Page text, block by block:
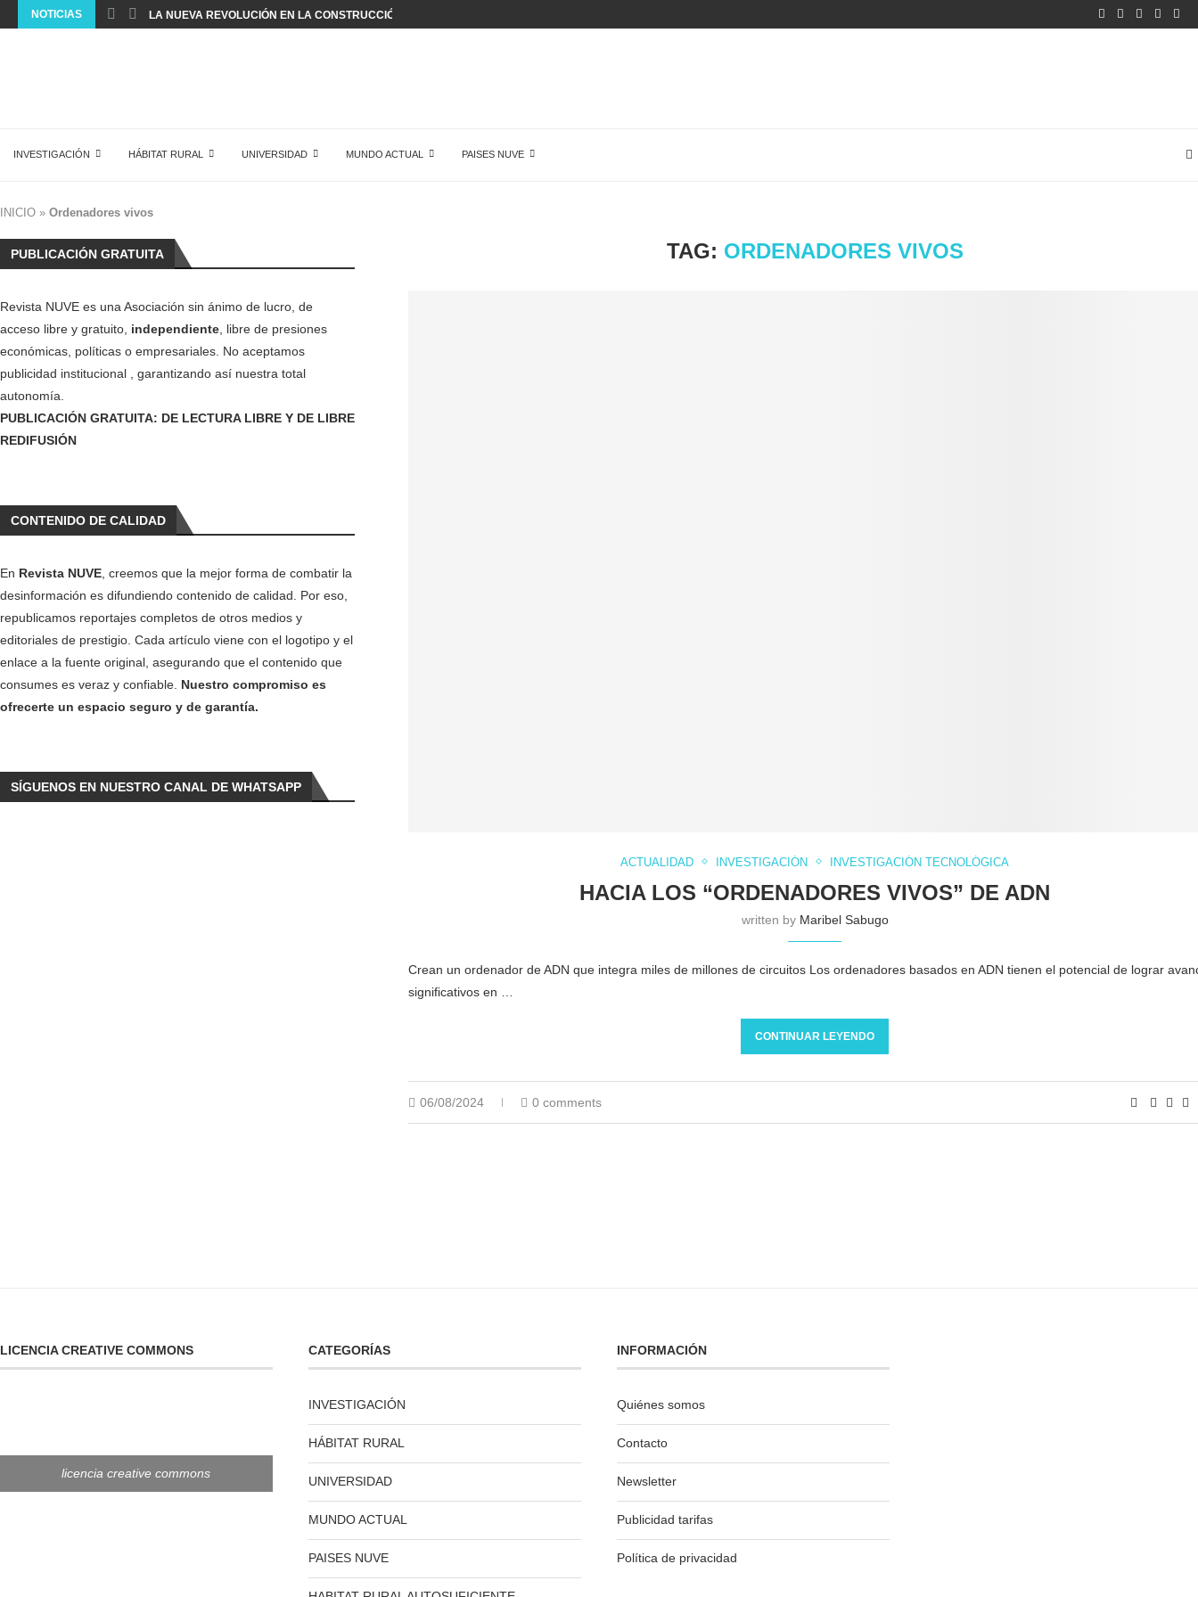
NOTICIAS LA NUEVA REVOLUCIÓN EN LA CONSTRUCCIÓN
INVESTIGACIÓN HÁBITAT RURAL UNIVERSIDAD MUNDO ACTUAL PAISES NUVE
INICIO » Ordenadores vivos
TAG: ORDENADORES VIVOS
ACTUALIDAD INVESTIGACIÓN INVESTIGACIÓN TECNOLÓGICA
HACIA LOS “ORDENADORES VIVOS” DE ADN
written by Maribel Sabugo
Crean un ordenador de ADN que integra miles de millones de circuitos Los ordenadores basados en ADN tienen el potencial de lograr
significativos en …
CONTINUAR LEYENDO
06/08/2024 0 comments
PUBLICACIÓN GRATUITA
Revista NUVE es una Asociación sin ánimo de lucro, de
acceso libre y gratuito, independiente , libre de presiones
económicas, políticas o empresariales. No aceptamos
publicidad institucional , garantizando así nuestra total
autonomía.
PUBLICACIÓN GRATUITA: DE LECTURA LIBRE Y DE LIBRE
REDIFUSIÓN
CONTENIDO DE CALIDAD
En Revista NUVE , creemos que la mejor forma de combatir la
desinformación es difundiendo contenido de calidad. Por eso,
republicamos reportajes completos de otros medios y
editoriales de prestigio. Cada artículo viene con el logotipo y el
enlace a la fuente original, asegurando que el contenido que
consumes es veraz y confiable. Nuestro compromiso es
ofrecerte un espacio seguro y de garantía.
SÍGUENOS EN NUESTRO CANAL DE WHATSAPP
LICENCIA CREATIVE COMMONS
licencia creative commons
CATEGORÍAS
INVESTIGACIÓN
HÁBITAT RURAL
UNIVERSIDAD
MUNDO ACTUAL
PAISES NUVE
INFORMACIÓN
Quiénes somos
Contacto
Newsletter
Publicidad tarifas
Política de privacidad